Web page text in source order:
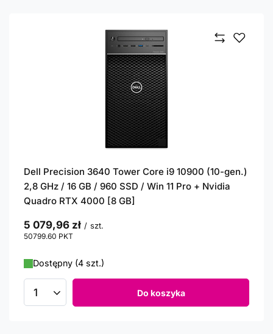
Dell Precision 3640 Tower Core i9 10900 (10-gen.)
2,8 GHz / 16 GB / 960 SSD / Win 11 Pro + Nvidia
Quadro RTX 4000 [8 GB]
5 079,96 zł / szt.
50799.60 PKT
Dostępny (4 szt.)
Ilość produktów Do koszyka